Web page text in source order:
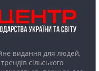
видання для людей,
сільського